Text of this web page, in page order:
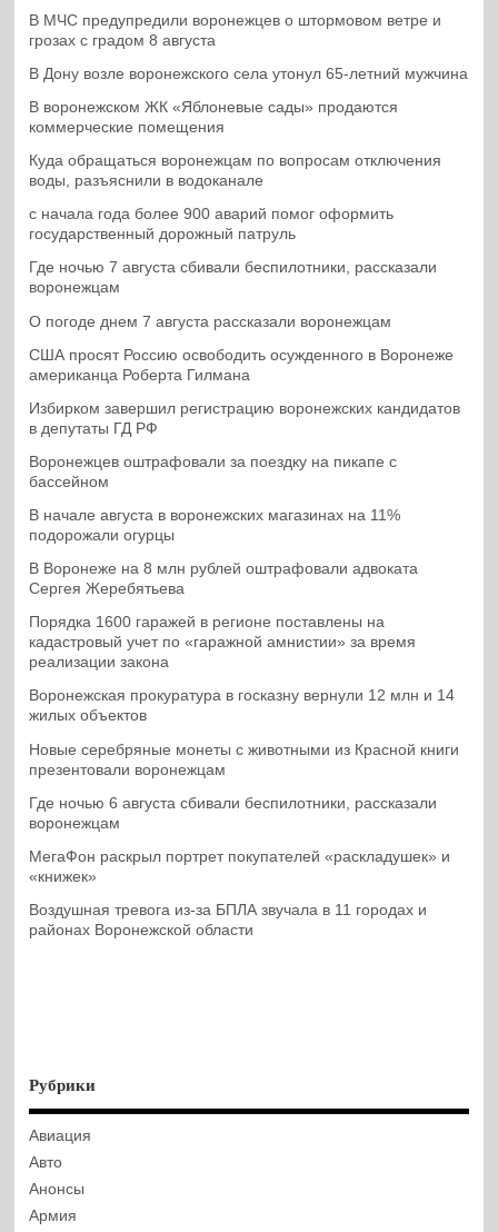
В МЧС предупредили воронежцев о штормовом ветре и
грозах с градом 8 августа
В Дону возле воронежского села утонул 65-летний мужчина
В воронежском ЖК «Яблоневые сады» продаются
коммерческие помещения
Куда обращаться воронежцам по вопросам отключения
воды, разъяснили в водоканале
с начала года более 900 аварий помог оформить
государственный дорожный патруль
Где ночью 7 августа сбивали беспилотники, рассказали
воронежцам
О погоде днем 7 августа рассказали воронежцам
США просят Россию освободить осужденного в Воронеже
американца Роберта Гилмана
Избирком завершил регистрацию воронежских кандидатов
в депутаты ГД РФ
Воронежцев оштрафовали за поездку на пикапе с
бассейном
В начале августа в воронежских магазинах на 11%
подорожали огурцы
В Воронеже на 8 млн рублей оштрафовали адвоката
Сергея Жеребятьева
Порядка 1600 гаражей в регионе поставлены на
кадастровый учет по «гаражной амнистии» за время
реализации закона
Воронежская прокуратура в госказну вернули 12 млн и 14
жилых объектов
Новые серебряные монеты с животными из Красной книги
презентовали воронежцам
Где ночью 6 августа сбивали беспилотники, рассказали
воронежцам
МегаФон раскрыл портрет покупателей «раскладушек» и
«книжек»
Воздушная тревога из-за БПЛА звучала в 11 городах и
районах Воронежской области
Рубрики
Авиация
Авто
Анонсы
Армия